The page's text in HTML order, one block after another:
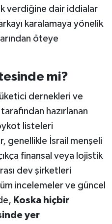
verdiğine dair iddialar
karalamaya yönelik
öteye
mi?
dernekleri ve
hazırlanan
listeleri
genellikle İsrail menşeli
finansal veya lojistik
dev şirketleri
incelemeler ve güncel
Koska hiçbir
yer